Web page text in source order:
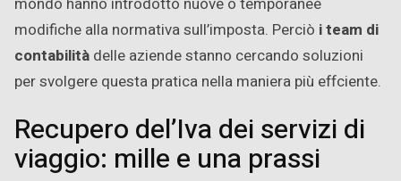
modifiche alla normativa sull’imposta. Perciò i team di
contabilità delle aziende stanno cercando soluzioni
per svolgere questa pratica nella maniera più effciente.
Recupero del’Iva dei servizi di
viaggio: mille e una prassi